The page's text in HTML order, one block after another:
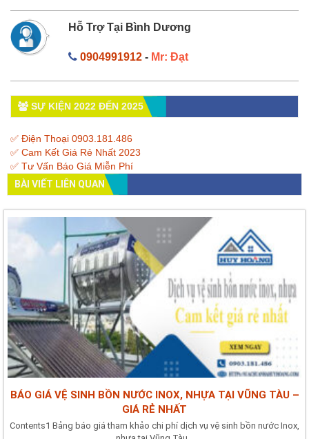
Hỗ Trợ Tại Bình Dương
0904991912- Mr: Đạt
SỰ KIỆN 2022 ĐẾN 2025
✅ Điện Thoại 0903.181.486
✅ Cam Kết Giá Rẻ Nhất 2023
✅ Tư Vấn Báo Giá Miễn Phí
BÀI VIẾT LIÊN QUAN
BÁO GIÁ VỆ SINH BỒN NƯỚC INOX, NHỰA TẠI VŨNG TÀU –
GIÁ RẺ NHẤT
Contents1 Bảng báo giá tham khảo chi phí dịch vụ vệ sinh bồn nước Inox,